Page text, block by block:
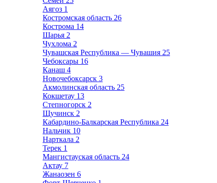
Аягоз 1
Костромская область 26
Кострома 14
Шарья 2
Чухлома 2
Чувашская Республика — Чувашия 25
Чебоксары 16
Канаш 4
Новочебоксарск 3
Акмолинская область 25
Кокшетау 13
Степногорск 2
Щучинск 2
Кабардино-Балкарская Республика 24
Нальчик 10
Нарткала 2
Терек 1
Мангистауская область 24
Актау 7
Жанаозен 6